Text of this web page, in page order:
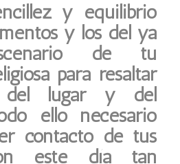
y equilibrio
y los del ya
de tu
para resaltar
del lugar y del
ello necesario
contacto de tus
este día tan